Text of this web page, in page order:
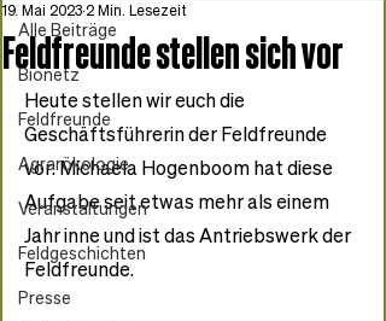
Alle Beiträge
Bionetz
Feldfreunde
Agrarökologie
Veranstaltungen
Feldgeschichten
Presse
Feldfreunde stellen sich vor
19. Mai 2023 2 Min. Lesezeit
Heute stellen wir euch die
Geschäftsführerin der Feldfreunde
vor: Michaela Hogenboom hat diese
Aufgabe seit etwas mehr als einem
Jahr inne und ist das Antriebswerk der
Feldfreunde.